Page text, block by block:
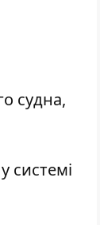
судна,
системі